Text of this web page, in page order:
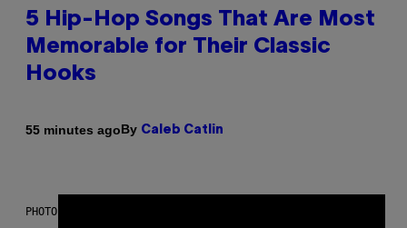
5 Hip-Hop Songs That Are Most
Memorable for Their Classic
Hooks
55 minutes agoBy Caleb Catlin
PHOTO: NASA; DR PIXEL / GETTY IMAGES